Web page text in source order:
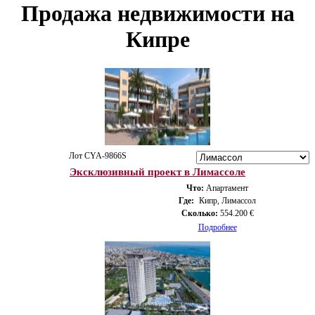
Продажа недвижимости на
Кипре
Лот CYA-9866S
Эксклюзивный проект в Лимассоле
Что: Апартамент
Где: Кипр, Лимассол
Сколько: 554.200 €
Подробнее